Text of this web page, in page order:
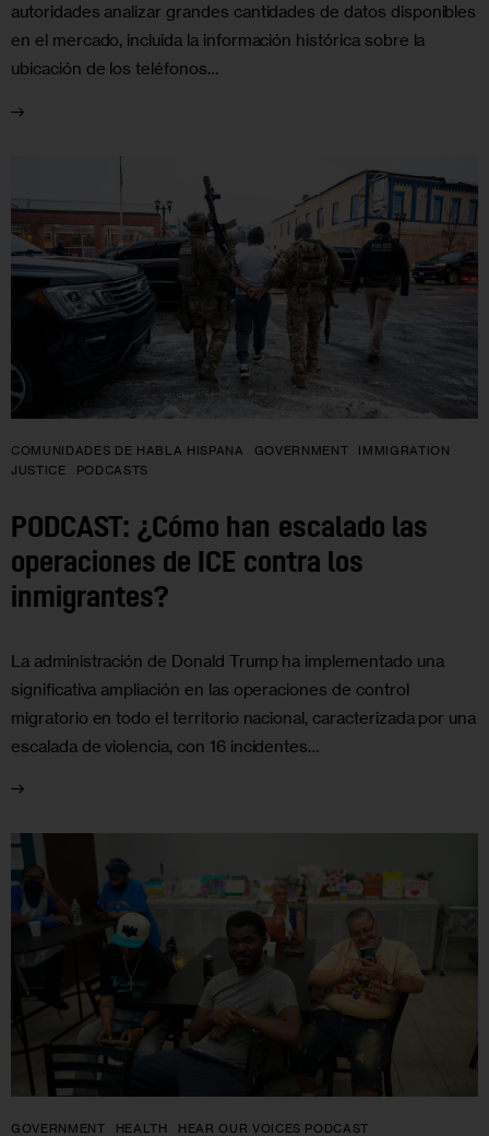
autoridades analizar grandes cantidades de datos disponibles
en el mercado, incluida la información histórica sobre la
ubicación de los teléfonos…
COMUNIDADES DE HABLA HISPANA GOVERNMENT
IMMIGRATION
JUSTICE
PODCASTS
PODCAST: ¿Cómo han escalado las
operaciones de ICE contra los
inmigrantes?
La administración de Donald Trump ha implementado una
significativa ampliación en las operaciones de control
migratorio en todo el territorio nacional, caracterizada por una
escalada de violencia, con 16 incidentes…
GOVERNMENT HEALTH HEAR OUR VOICES PODCAST